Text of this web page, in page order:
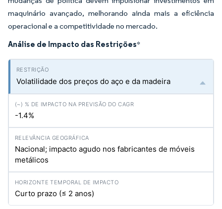
maquinário avançado, melhorando ainda mais a eficiência
operacional e a competitividade no mercado.
Análise de Impacto das Restrições*
Volatilidade dos preços do aço e da madeira
-1.4%
Nacional; impacto agudo nos fabricantes de móveis
metálicos
Curto prazo (≤ 2 anos)